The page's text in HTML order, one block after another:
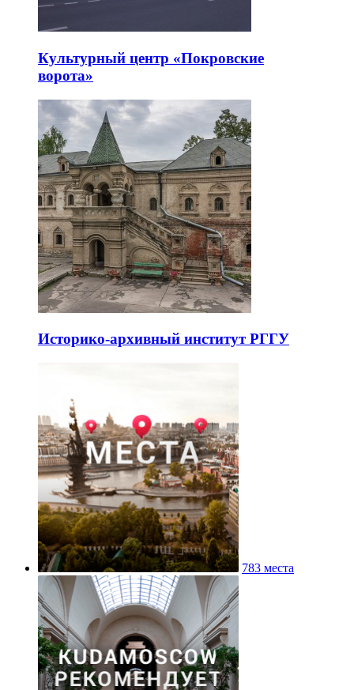
Культурный центр «Покровские
ворота»
Историко-архивный институт РГГУ
783 места